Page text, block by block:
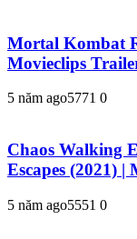
Mortal Kombat
Movieclips
5 năm ago5771 0
Chaos Walking
Escapes (2021) |
5 năm ago5551 0